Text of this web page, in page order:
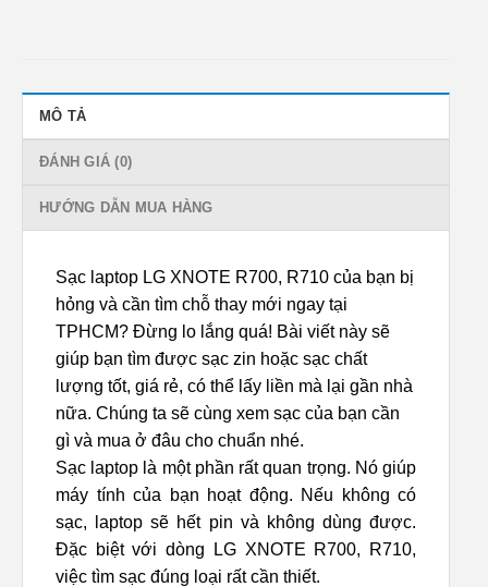
MÔ TẢ
ĐÁNH GIÁ (0)
HƯỚNG DẪN MUA HÀNG
Sạc laptop LG XNOTE R700, R710 của bạn bị
hỏng và cần tìm chỗ thay mới ngay tại
TPHCM? Đừng lo lắng quá! Bài viết này sẽ
giúp bạn tìm được sạc zin hoặc sạc chất
lượng tốt, giá rẻ, có thể lấy liền mà lại gần nhà
nữa. Chúng ta sẽ cùng xem sạc của bạn cần
gì và mua ở đâu cho chuẩn nhé.
Sạc laptop là một phần rất quan trọng. Nó giúp
máy tính của bạn hoạt động. Nếu không có
sạc, laptop sẽ hết pin và không dùng được.
Đặc biệt với dòng LG XNOTE R700, R710,
việc tìm sạc đúng loại rất cần thiết.